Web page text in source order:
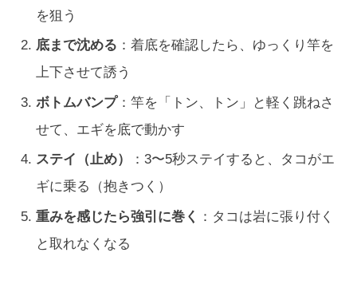
を狙う
底まで沈める ：着底を確認したら、ゆっくり竿を
上下させて誘う
ボトムバンプ：竿を「トン、トン」と軽く跳ねさ
せて、エギを底で動かす
ステイ（止め）
：3〜5秒ステイすると、タコがエ
ギに乗る（抱きつく）
重みを感じたら強引に巻く
：タコは岩に張り付く
と取れなくなる